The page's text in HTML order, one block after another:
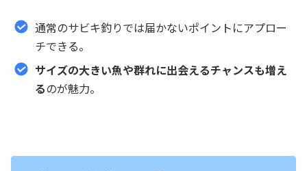
通常のサビキ釣りでは届かないポイントにアプロー
チできる。
サイズの大きい魚や群れに出会えるチャンスも増え
るのが魅力。